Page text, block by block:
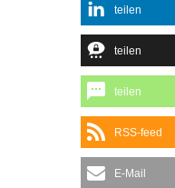
teilen
teilen
teilen
RSS-feed
E-Mail